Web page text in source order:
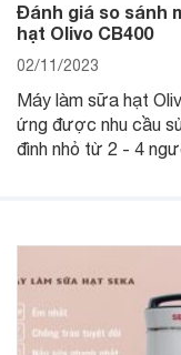
Đánh giá so sánh
hạt Olivo CB400
02/11/2023
Máy làm sữa hạt
ứng được nhu cầu
đình nhỏ từ 2 - 4